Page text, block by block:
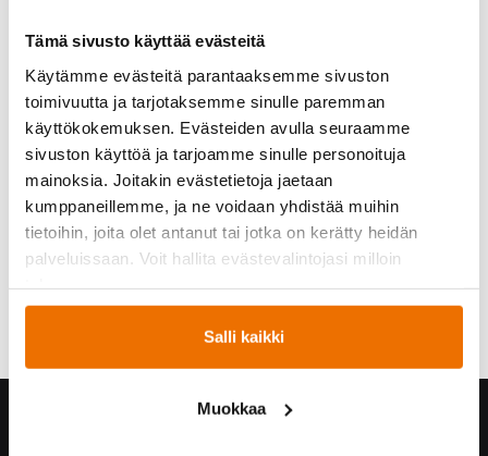
Tämä sivusto käyttää evästeitä
Käytämme evästeitä parantaaksemme sivuston
toimivuutta ja tarjotaksemme sinulle paremman
käyttökokemuksen. Evästeiden avulla seuraamme
sivuston käyttöä ja tarjoamme sinulle personoituja
mainoksia. Joitakin evästetietoja jaetaan
kumppaneillemme, ja ne voidaan yhdistää muihin
tietoihin, joita olet antanut tai jotka on kerätty heidän
palveluissaan. Voit hallita evästevalintojasi milloin
Salli kaikki
Muokkaa